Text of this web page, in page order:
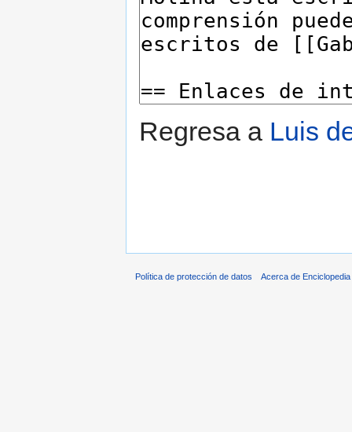
Regresa a Luis
Política de protección de datos Acerca de